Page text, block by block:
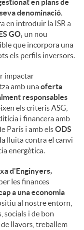
en plans de
denominació.
en introduir la ISR a
GO, un nou
que incorpora una
els perfils inversors.
impactar
amb unaoferta
responsables
els criteris ASG,
i financera amb
París i amb elsODS
lluita contra el canvi
energètica.
d'Enginyers,
les finances
a una economia
al nostre entorn,
socials i de bon
llavors, treballem